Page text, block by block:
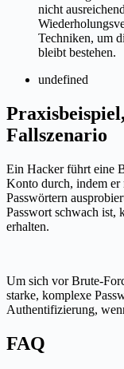
nicht
Techniken, um
bleibt bestehen.
undefined
Fallszenario
Ein Hacker führt eine
Konto durch, indem
Passwörtern
Passwort schwach ist,
erhalten.
Um sich vor Brute-
starke, komplexe
Authentifizierung,
FAQ